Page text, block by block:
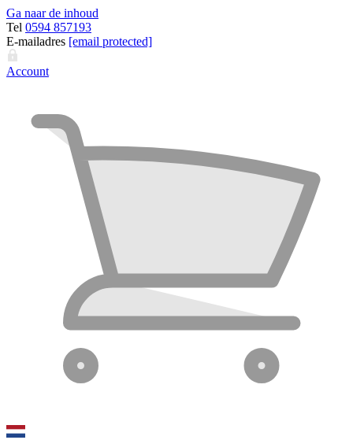
Ga naar de inhoud
Tel 0594 857193
E-mailadres [email protected]
Account